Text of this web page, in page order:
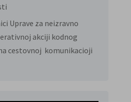
Uprave za neizravno
akciji kodnog
cestovnoj komunikacioji